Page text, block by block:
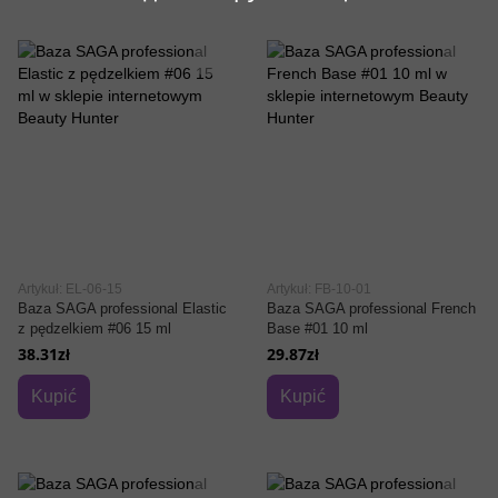
Artykuł: EL-06-15
Baza SAGA professional Elastic
z pędzelkiem #06 15 ml
38.31zł
Kupić
Artykuł: FB-10-01
Baza SAGA professional French
Base #01 10 ml
29.87zł
Kupić